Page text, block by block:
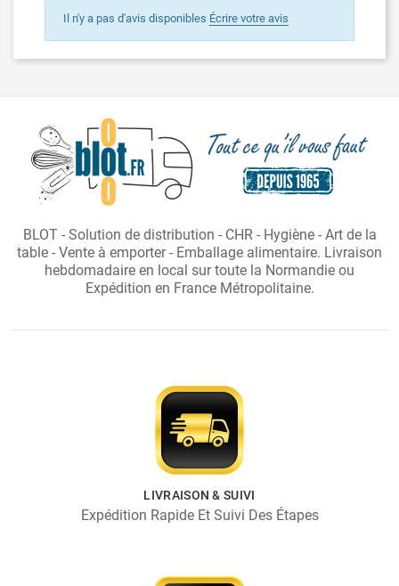
Il n'y a pas d'avis disponibles Écrire votre avis
BLOT - Solution de distribution - CHR - Hygiène - Art de la
table - Vente à emporter - Emballage alimentaire. Livraison
hebdomadaire en local sur toute la Normandie ou
Expédition en France Métropolitaine.
LIVRAISON & SUIVI
Expédition Rapide Et Suivi Des Étapes